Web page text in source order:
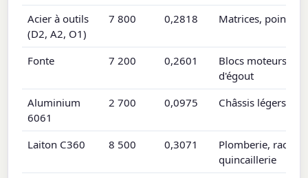
Acier à outils
(D2, A2, O1)
7 800 0,2818 Matrices,
Fonte 7 200 0,2601
Blocs moteurs,
d'égout
Aluminium
6061
2 700 0,0975 Châssis légers,
Laiton C360 8 500 0,3071
Plomberie,
quincaillerie